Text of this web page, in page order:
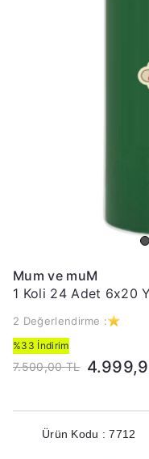
Mum ve muM
1 Koli 24 Adet 6x20
2 Değerlendirme :
%33 İndirim
7.500,00 TL
Ürün Kodu : 7712